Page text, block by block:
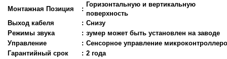
Монтажная Позиция
:
Горизонтальную и вертикальную
поверхность
Выход кабеля
: Снизу
Режимы звука
: зумер может быть установлен на заводе
Управление
: Сенсорное управление
Гарантийный срок
: 2 года